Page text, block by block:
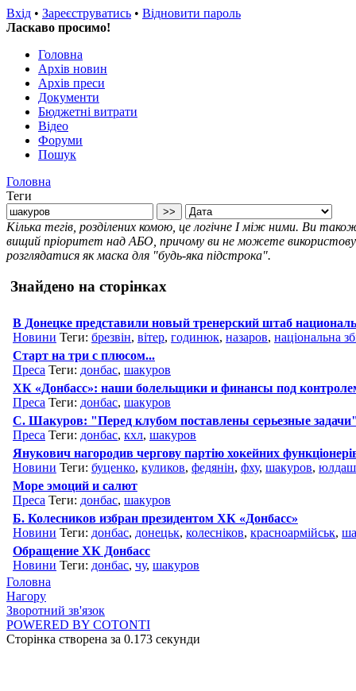
Вхід • Зареєструватись • Відновити пароль
Ласкаво просимо!
Головна
Архів новин
Архів преси
Документи
Бюджетні витрати
Відео
Форуми
Пошук
Головна
Теги
Кілька тегів, розділених комою, це логічне І між ними. Ви
вищий пріоритет над АБО, причому ви не можете
розглядатися як маска для "будь-яка підстрока".
Знайдено на сторінках
В Донецке представили новый тренерский штаб
Новини Теги: брезвін, вітер, годинюк, назаров, національна
Старт на три с плюсом...
Преса Теги: донбас, шакуров
ХК «Донбасс»: наши болельщики и финансы под
Преса Теги: донбас, шакуров
С. Шакуров: "Перед клубом поставлены серьезные
Преса Теги: донбас, кхл, шакуров
Янукович нагородив чергову партію хокейних
Новини Теги: буценко, куликов, федянін, фху, шакуров,
Море эмоций и салют
Преса Теги: донбас, шакуров
Б. Колесников избран президентом ХК «Донбасс»
Новини Теги: донбас, донецьк, колесніков, красноармійськ,
Обращение ХК Донбасс
Новини Теги: донбас, чу, шакуров
Головна
Нагору
Зворотний зв'язок
POWERED BY COTONTI
Сторінка створена за 0.173 секунди